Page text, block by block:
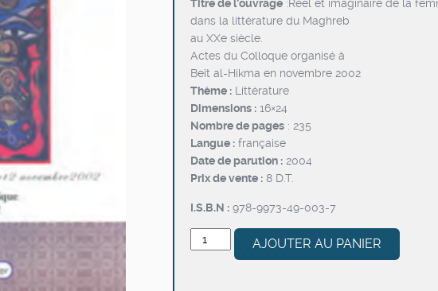
initial
était :
actuel
est :
Titre de l’ouvrage :Réel et imaginaire de la
dans la littérature du Maghreb
au XXe siècle.
Actes du Colloque organisé à
Beït al-Hikma en novembre 2002
Thème : Littérature
Dimensions : 16×24
Nombre de pages : 235
Langue : française
Date de parution : 2004
Prix de vente : 8 D.T.
I.S.B.N : 978-9973-49-003-7
quantité
de
AJOUTER AU PANIER